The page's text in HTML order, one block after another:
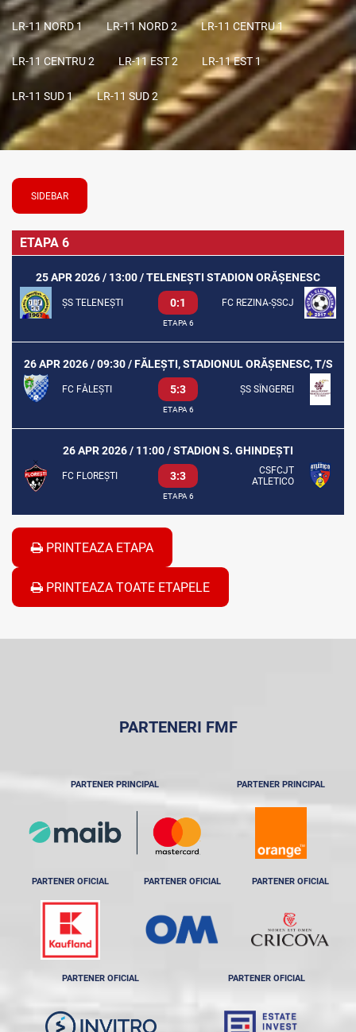
LR-11 NORD 1 LR-11 NORD 2 LR-11 CENTRU 1
LR-11 CENTRU 2 LR-11 EST 2 LR-11 EST 1
LR-11 SUD 1 LR-11 SUD 2
SIDEBAR
ETAPA 6
25 APR 2026 / 13:00 / TELENEȘTI STADION ORĂȘENESC
ȘS TELENEȘTI 0:1 FC REZINA-ȘSCJ
ETAPA 6
26 APR 2026 / 09:30 / FĂLEȘTI, STADIONUL ORĂȘENESC, T/S
FC FĂLEȘTI 5:3 ȘS SÎNGEREI
ETAPA 6
26 APR 2026 / 11:00 / STADION S. GHINDEȘTI
FC FLOREȘTI 3:3
CSFCJT
ATLETICO
ETAPA 6
PRINTEAZA ETAPA
PRINTEAZA TOATE ETAPELE
PARTENERI FMF
PARTENER PRINCIPAL PARTENER PRINCIPAL
PARTENER OFICIAL PARTENER OFICIAL PARTENER OFICIAL
PARTENER OFICIAL PARTENER OFICIAL